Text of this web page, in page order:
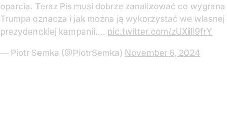
oparcia. Teraz Pis musi dobrze zanalizować co wygrana
Trumpa oznacza i jak można ją wykorzystać we wlasnej
prezydenckiej kampanii.… pic.twitter.com/zUXiIl9frY
— Piotr Semka (@PiotrSemka) November 6, 2024